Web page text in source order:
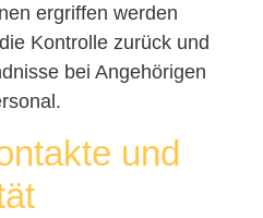
ergriffen werden
Kontrolle zurück und
bei Angehörigen
und